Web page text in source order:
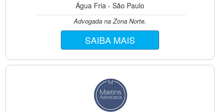
Água Fria - São Paulo
Advogada na Zona Norte.
SAIBA MAIS